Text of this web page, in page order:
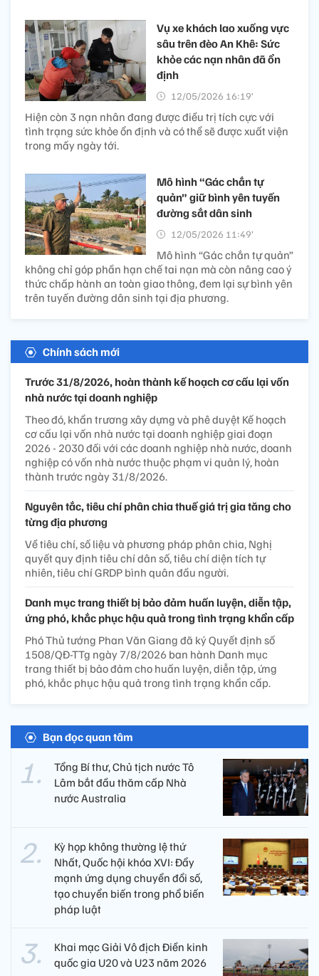
Vụ xe khách lao xuống vực
sâu trên đèo An Khê: Sức
khỏe các nạn nhân đã ổn
định
12/05/2026 16:19’
Hiện còn 3 nạn nhân đang được điều trị tích cực với
tình trạng sức khỏe ổn định và có thể sẽ được xuất viện
trong mấy ngày tới.
Mô hình “Gác chắn tự
quản” giữ bình yên tuyến
đường sắt dân sinh
12/05/2026 11:49’
Mô hình “Gác chắn tự quản”
không chỉ góp phần hạn chế tai nạn mà còn nâng cao ý
thức chấp hành an toàn giao thông, đem lại sự bình yên
trên tuyến đường dân sinh tại địa phương.
Chính sách mới
Trước 31/8/2026, hoàn thành kế hoạch cơ cấu lại vốn
nhà nước tại doanh nghiệp
Theo đó, khẩn trương xây dựng và phê duyệt Kế hoạch
cơ cấu lại vốn nhà nước tại doanh nghiệp giai đoạn
2026 - 2030 đối với các doanh nghiệp nhà nước, doanh
nghiệp có vốn nhà nước thuộc phạm vi quản lý, hoàn
thành trước ngày 31/8/2026.
Nguyên tắc, tiêu chí phân chia thuế giá trị gia tăng cho
từng địa phương
Về tiêu chí, số liệu và phương pháp phân chia, Nghị
quyết quy định tiêu chí dân số, tiêu chí diện tích tự
nhiên, tiêu chí GRDP bình quân đầu người.
Danh mục trang thiết bị bảo đảm huấn luyện, diễn tập,
ứng phó, khắc phục hậu quả trong tình trạng khẩn cấp
Phó Thủ tướng Phan Văn Giang đã ký Quyết định số
1508/QĐ-TTg ngày 7/8/2026 ban hành Danh mục
trang thiết bị bảo đảm cho huấn luyện, diễn tập, ứng
phó, khắc phục hậu quả trong tình trạng khẩn cấp.
Bạn đọc quan tâm
Tổng Bí thư, Chủ tịch nước Tô
Lâm bắt đầu thăm cấp Nhà
nước Australia
Kỳ họp không thường lệ thứ
Nhất, Quốc hội khóa XVI: Đẩy
mạnh ứng dụng chuyển đổi số,
tạo chuyển biến trong phổ biến
pháp luật
Khai mạc Giải Vô địch Điền kinh
quốc gia U20 và U23 năm 2026